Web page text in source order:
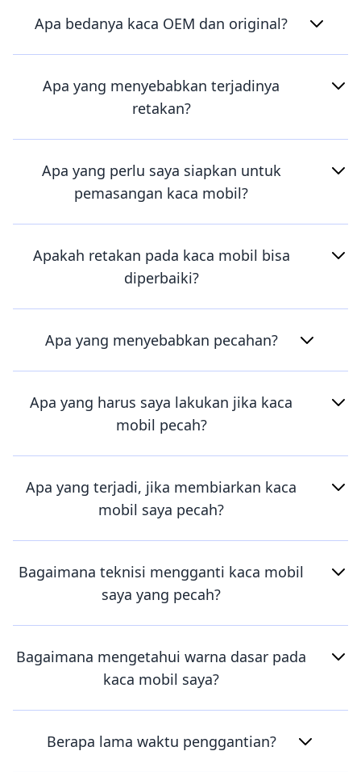
Apa bedanya kaca OEM dan original?
Apa yang menyebabkan terjadinya
retakan?
Apa yang perlu saya siapkan untuk
pemasangan kaca mobil?
Apakah retakan pada kaca mobil bisa
diperbaiki?
Apa yang menyebabkan pecahan?
Apa yang harus saya lakukan jika kaca
mobil pecah?
Apa yang terjadi, jika membiarkan kaca
mobil saya pecah?
Bagaimana teknisi mengganti kaca mobil
saya yang pecah?
Bagaimana mengetahui warna dasar pada
kaca mobil saya?
Berapa lama waktu penggantian?